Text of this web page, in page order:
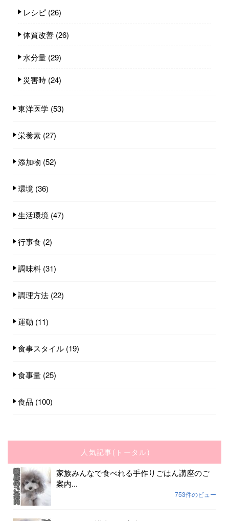
レシピ (26)
体質改善 (26)
水分量 (29)
災害時 (24)
東洋医学 (53)
栄養素 (27)
添加物 (52)
環境 (36)
生活環境 (47)
行事食 (2)
調味料 (31)
調理方法 (22)
運動 (11)
食事スタイル (19)
食事量 (25)
食品 (100)
人気記事(トータル)
家族みんなで食べれる手作りごはん講座のご
案内...
753件のビュー